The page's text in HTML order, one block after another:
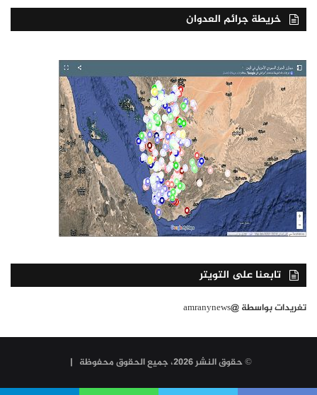
خريطة جرائم العدوان
تابعنا على التويتر
تغريدات بواسطة @amranynews
© حقوق النشر 2026، جميع الحقوق محفوظة |